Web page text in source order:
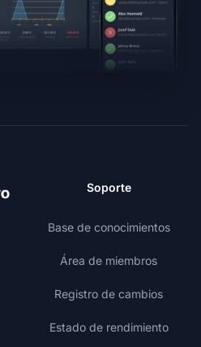
Soporte
Base de conocimientos
Área de miembros
Registro de cambios
Estado de rendimiento